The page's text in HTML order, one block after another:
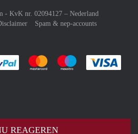
REAGEREN
- KvK nr. 02094127 – Nederland
Spam & nep-accounts
Je rekent gemakkelijk af met Paypal
Je rekent gemakkelijk af met
Je rekent